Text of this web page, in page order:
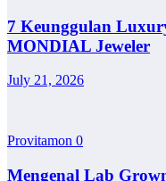
7 Keunggulan
MONDIAL Jeweler
July 21, 2026
Provitamon 0
Mengenal Lab